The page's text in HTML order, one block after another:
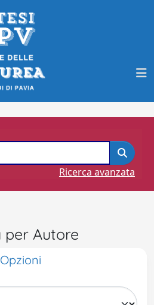
Ricerca avanzata
per Autore
Opzioni